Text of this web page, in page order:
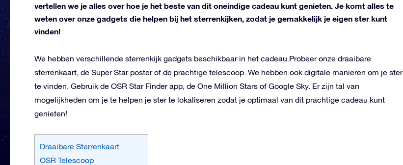
vertellen we je alles over hoe je het beste van dit oneindige cadeau kunt genieten. Je komt alles te
weten over onze gadgets die helpen bij het sterrenkijken, zodat je gemakkelijk je eigen ster kunt
vinden!
We hebben verschillende sterrenkijk gadgets beschikbaar in het cadeau.Probeer onze draaibare
sterrenkaart, de Super Star poster of de prachtige telescoop. We hebben ook digitale manieren om je ster
te vinden. Gebruik de OSR Star Finder app, de One Million Stars of Google Sky. Er zijn tal van
mogelijkheden om je te helpen je ster te lokaliseren zodat je optimaal van dit prachtige cadeau kunt
genieten!
Draaibare Sterrenkaart
OSR Telescoop